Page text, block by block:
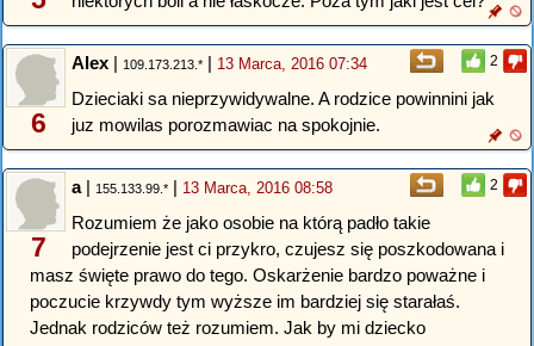
2
6
Alex | 109.173.213.* | 13 Marca, 2016 07:34
Dzieciaki sa nieprzywidywalne. A rodzice powinnini jak
juz mowilas porozmawiac na spokojnie.
2
7
a| 155.133.99.* | 13 Marca, 2016 08:58
Rozumiem że jako osobie na którą padło takie
podejrzenie jest ci przykro, czujesz się poszkodowana i
masz święte prawo do tego. Oskarżenie bardzo poważne i
poczucie krzywdy tym wyższe im bardziej się starałaś.
Jednak rodziców też rozumiem. Jak by mi dziecko